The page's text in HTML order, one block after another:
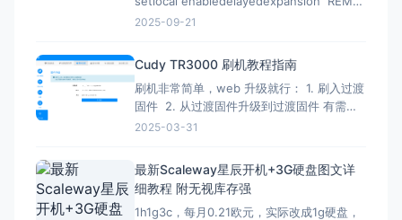
Verify administrator privileges net
2025-09-21
Cudy TR3000 刷机教程指南
刷机非常简单，web 升级就行： 1. 刷入过渡
固件 2. 从过渡固件升级到过渡固件 有需要
刷回原厂固件的记得先备份 FIP 分区！ FIP
filogic-cudy_tr3000-v1-squas
2025-03-31
最新Scaleway星辰开机+3G硬盘图文详
细教程 附无视库存强
1h1g3c，每月0.21欧元，实际改成1g硬盘，